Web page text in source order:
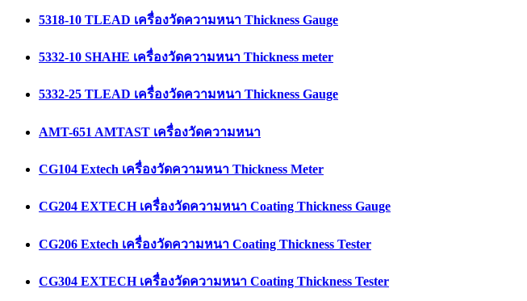
5318-10 TLEAD เครื่องวัดความหนา Thickness Gauge
5332-10 SHAHE เครื่องวัดความหนา Thickness meter
5332-25 TLEAD เครื่องวัดความหนา Thickness Gauge
AMT-651 AMTAST เครื่องวัดความหนา
CG104 Extech เครื่องวัดความหนา Thickness Meter
CG204 EXTECH เครื่องวัดความหนา Coating Thickness Gauge
CG206 Extech เครื่องวัดความหนา Coating Thickness Tester
CG304 EXTECH เครื่องวัดความหนา Coating Thickness Tester